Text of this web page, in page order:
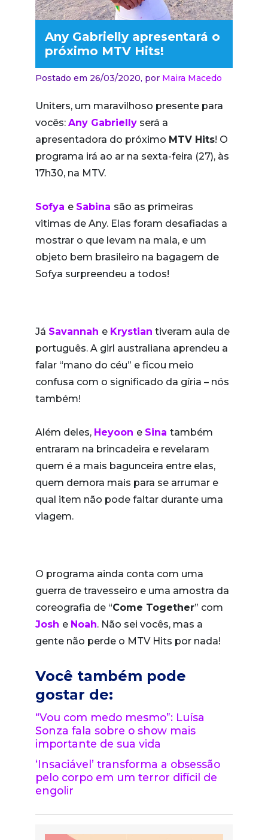
Any Gabrielly apresentará o
próximo MTV Hits!
Postado em 26/03/2020, por Maira Macedo
Uniters, um maravilhoso presente para
vocês: Any Gabrielly será a
apresentadora do próximo MTV Hits! O
programa irá ao ar na sexta-feira (27), às
17h30, na MTV.
Sofya e Sabina são as primeiras
vitimas de Any. Elas foram desafiadas a
mostrar o que levam na mala, e um
objeto bem brasileiro na bagagem de
Sofya surpreendeu a todos!
Já Savannah e Krystian tiveram aula de
português. A girl australiana aprendeu a
falar “mano do céu” e ficou meio
confusa com o significado da gíria – nós
também!
Além deles, Heyoon e Sina também
entraram na brincadeira e revelaram
quem é a mais bagunceira entre elas,
quem demora mais para se arrumar e
qual item não pode faltar durante uma
viagem.
O programa ainda conta com uma
guerra de travesseiro e uma amostra da
coreografia de “Come Together” com
Josh e Noah. Não sei vocês, mas a
gente não perde o MTV Hits por nada!
Você também pode
gostar de:
“Vou com medo mesmo”: Luísa
Sonza fala sobre o show mais
importante de sua vida
‘Insaciável’ transforma a obsessão
pelo corpo em um terror difícil de
engolir